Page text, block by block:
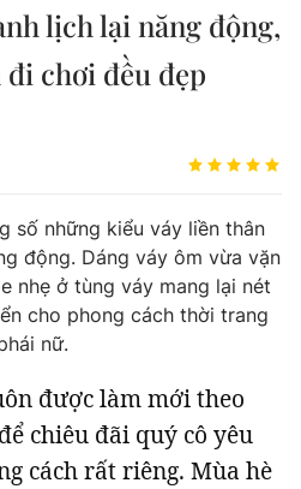
Tin 360
Podcasts
lịch lại năng động,
chơi đều đẹp
số những kiểu váy liền thân
động. Dáng váy ôm vừa vặn
nhẹ ở tùng váy mang lại nét
cho phong cách thời trang
nữ.
được làm mới theo
chiêu đãi quý cô yêu
cách rất riêng. Mùa hè